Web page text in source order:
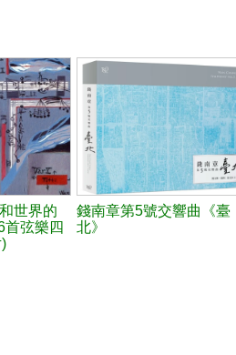
世界的
弦樂四
錢南章第5號交響曲《臺
北》